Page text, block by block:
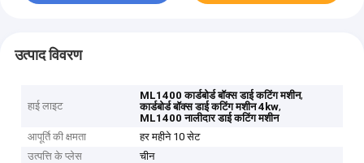
उत्पाद विवरण
हाई लाइट
ML1400 कार्डबोर्ड बॉक्स डाई कटिंग मशीन,
कार्डबोर्ड बॉक्स डाई कटिंग मशीन 4kw,
ML1400 नालीदार डाई कटिंग मशीन
आपूर्ति की क्षमता
हर महीने 10 सेट
उत्पत्ति के प्लेस
चीन